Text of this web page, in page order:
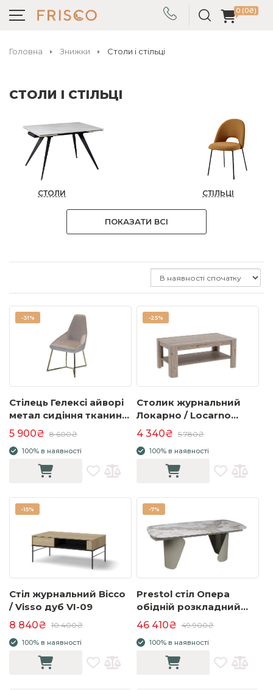
0 (0₴)
Головна Знижки Столи і стільці
СТОЛИ І СТІЛЬЦІ
СТОЛИ СТІЛЬЦІ
ПОКАЗАТИ ВСІ
-31%
Стілець Гелексі айворі
метал сидіння тканина
500x550x950 золото
5 900₴ 8 600₴
100% в наявності
-25%
Столик журнальний
Локарно / Locarno
FLOT12
4 340₴ 5 780₴
100% в наявності
-15%
Стіл журнальний Віссо
/ Visso дуб VI-09
8 840₴ 10 400₴
100% в наявності
-7%
Prestol стіл Опера
обідній розкладний
керамічний
2000/3000х1000х750
бежевий глянець
46 410₴ 49 900₴
100% в наявності